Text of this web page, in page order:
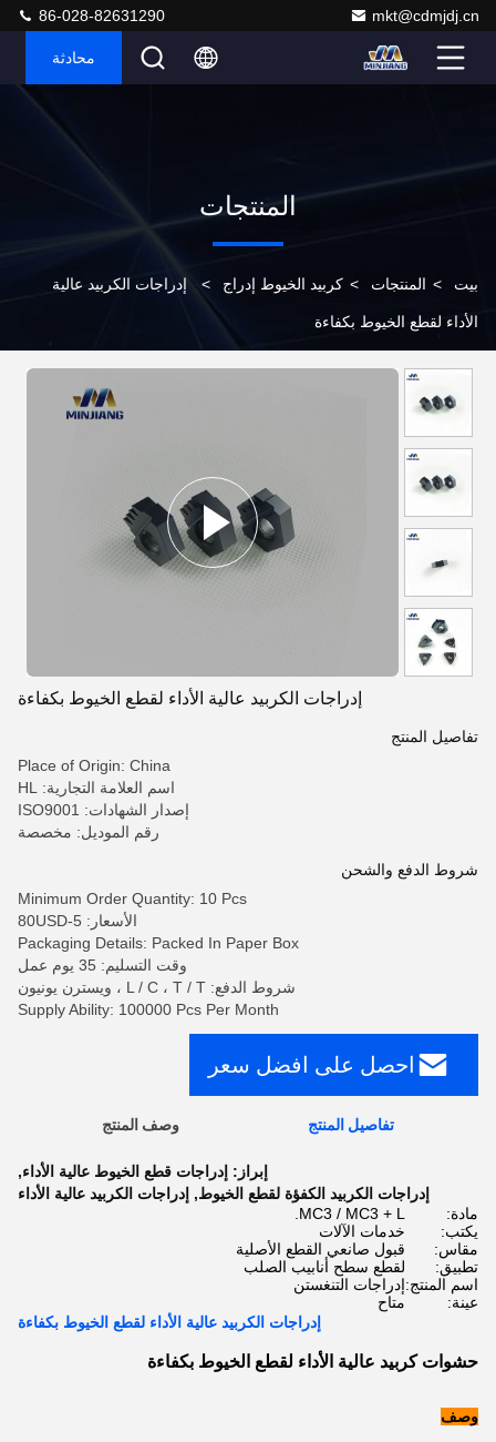
mkt@cdmjdj.cn
86-028-82631290
محادثة
المنتجات
بيت > المنتجات > كربيد الخيوط إدراج > إدراجات الكربيد عالية
الأداء لقطع الخيوط بكفاءة
إدراجات الكربيد عالية الأداء لقطع الخيوط بكفاءة
تفاصيل المنتج
Place of Origin: China
اسم العلامة التجارية: HL
إصدار الشهادات: ISO9001
رقم الموديل: مخصصة
شروط الدفع والشحن
Minimum Order Quantity: 10 Pcs
الأسعار: 5-80USD
Packaging Details: Packed In Paper Box
وقت التسليم: 35 يوم عمل
شروط الدفع: L / C ، T / T ، ويسترن يونيون
Supply Ability: 100000 Pcs Per Month
احصل على افضل سعر
تفاصيل المنتج وصف المنتج
إبراز: إدراجات قطع الخيوط عالية الأداء,
إدراجات الكربيد الكفؤة لقطع الخيوط, إدراجات الكربيد عالية الأداء
مادة:
MC3 / MC3 + L.
يكتب:
خدمات الآلات
مقاس:
قبول صانعي القطع الأصلية
تطبيق:
لقطع سطح أنابيب الصلب
اسم المنتج:إدراجات التنغستن
عينة:
متاح
إدراجات الكربيد عالية الأداء لقطع الخيوط بكفاءة
حشوات كربيد عالية الأداء لقطع الخيوط بكفاءة
وصف